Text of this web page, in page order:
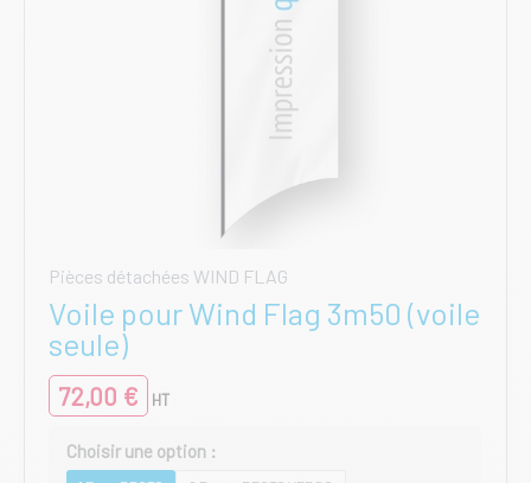
produit
Pièces détachées WIND FLAG
Voile pour Wind Flag 3m50 (voile
seule)
72,00 € HT